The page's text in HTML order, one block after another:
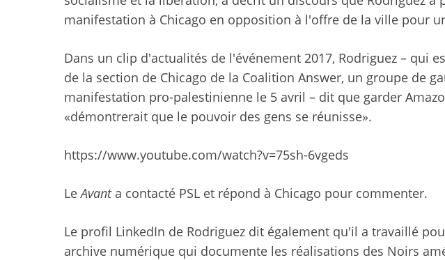
manifestation à Chicago en opposition à l'offre de la ville pour
Dans un clip d'actualités de l'événement 2017, Rodriguez – qui
de la section de Chicago de la Coalition Answer, un groupe de
manifestation pro-palestinienne le 5 avril – dit que garder
«démontrerait que le pouvoir des gens se réunisse».
https://www.youtube.com/watch?v=75sh-6vgeds
LeAvant a contacté PSL et répond à Chicago pour commenter.
Le profil LinkedIn de Rodriguez dit également qu'il a travaillé
archive numérique qui documente les réalisations des Noirs